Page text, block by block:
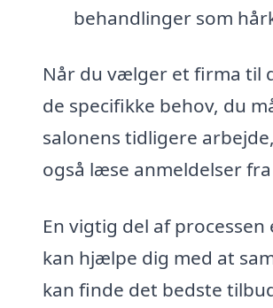
behandlinger som
Når du vælger et firma til
de specifikke behov, du
salonens tidligere
også læse anmeldelser
En vigtig del af
kan hjælpe dig med at
kan finde det bedste